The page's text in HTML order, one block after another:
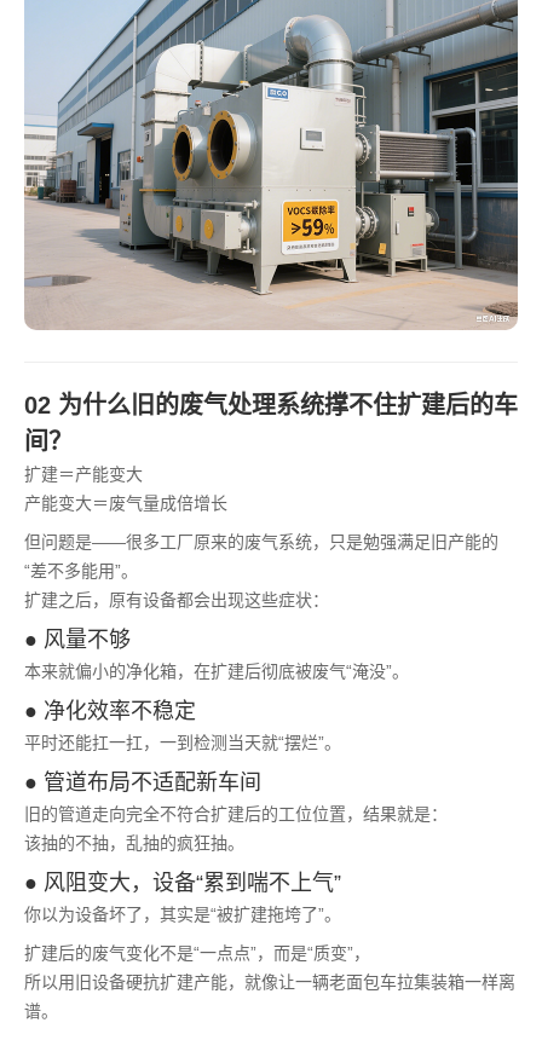
02 为什么旧的废气处理系统撑不住扩建后的车
间？
扩建＝产能变大
产能变大＝废气量成倍增长
但问题是——很多工厂原来的废气系统，只是勉强满足旧产能的
“差不多能用”。
扩建之后，原有设备都会出现这些症状：
● 风量不够
本来就偏小的净化箱，在扩建后彻底被废气“淹没”。
● 净化效率不稳定
平时还能扛一扛，一到检测当天就“摆烂”。
● 管道布局不适配新车间
旧的管道走向完全不符合扩建后的工位位置，结果就是：
该抽的不抽，乱抽的疯狂抽。
● 风阻变大，设备“累到喘不上气”
你以为设备坏了，其实是“被扩建拖垮了”。
扩建后的废气变化不是“一点点”，而是“质变”，
所以用旧设备硬抗扩建产能，就像让一辆老面包车拉集装箱一样离
谱。